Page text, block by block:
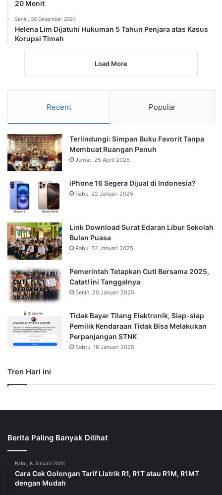
20 Menit
Senin, 30 Desember 2024
Helena Lim Dijatuhi Hukuman 5 Tahun Penjara atas Kasus
Korupsi Timah
Load More
Recent Popular
Terlindungi: Simpan Buku Favorit Tanpa
Membuat Ruangan Penuh
Jumat, 25 April 2025
iPhone 16 Segera Dijual di Indonesia?
Rabu, 22 Januari 2025
Link Download Surat Edaran Libur Sekolah
Bulan Puasa
Rabu, 22 Januari 2025
Pemerintah Tetapkan Cuti Bersama 2025,
Catat! ini Tanggalnya
Senin, 20 Januari 2025
Tidak Bayar Tilang Elektronik, Siap-siap
Pemilik Kendaraan Tidak Bisa Melakukan
Perpanjangan STNK
Sabtu, 18 Januari 2025
Tren Hari ini
Berita Paling Banyak Dilihat
Rabu, 8 Januari 2025
Cara Cek Golongan Tarif Listrik R1, R1T atau R1M, R1MT
dengan Mudah